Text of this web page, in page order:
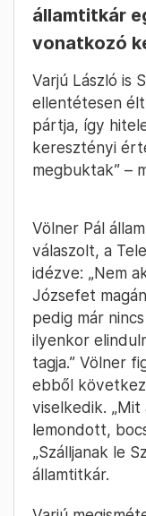
államtitkár
vonatkozó
Varjú László is
ellentétesen
pártja, így
keresztényi
megbuktak” –
Völner Pál
válaszolt, a
idézve: „Nem
Józsefet
pedig már
ilyenkor
tagja.” Völner
ebből
viselkedik. „Mit
lemondott,
„Szálljanak le
államtitkár.